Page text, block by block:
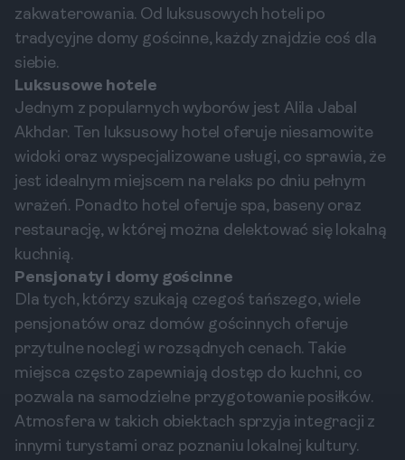
zakwaterowania. Od luksusowych hoteli po
tradycyjne domy gościnne, każdy znajdzie coś dla
siebie.
Luksusowe hotele
Jednym z popularnych wyborów jest Alila Jabal
Akhdar. Ten luksusowy hotel oferuje niesamowite
widoki oraz wyspecjalizowane usługi, co sprawia, że
jest idealnym miejscem na relaks po dniu pełnym
wrażeń. Ponadto hotel oferuje spa, baseny oraz
restaurację, w której można delektować się lokalną
kuchnią.
Pensjonaty i domy gościnne
Dla tych, którzy szukają czegoś tańszego, wiele
pensjonatów oraz domów gościnnych oferuje
przytulne noclegi w rozsądnych cenach. Takie
miejsca często zapewniają dostęp do kuchni, co
pozwala na samodzielne przygotowanie posiłków.
Atmosfera w takich obiektach sprzyja integracji z
innymi turystami oraz poznaniu lokalnej kultury.